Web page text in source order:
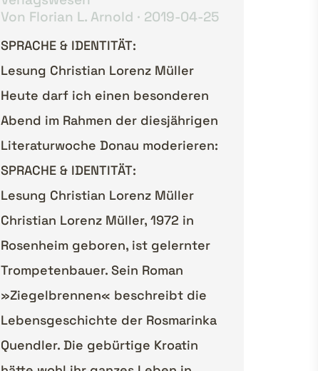
Von Florian L. Arnold 2019-04-25
SPRACHE & IDENTITÄT:
Lesung Christian Lorenz Müller
Heute darf ich einen besonderen
Abend im Rahmen der diesjährigen
Literaturwoche Donau moderieren:
SPRACHE & IDENTITÄT:
Lesung Christian Lorenz Müller
Christian Lorenz Müller, 1972 in
Rosenheim geboren, ist gelernter
Trompetenbauer. Sein Roman
»Ziegelbrennen« beschreibt die
Lebensgeschichte der Rosmarinka
Quendler. Die gebürtige Kroatin